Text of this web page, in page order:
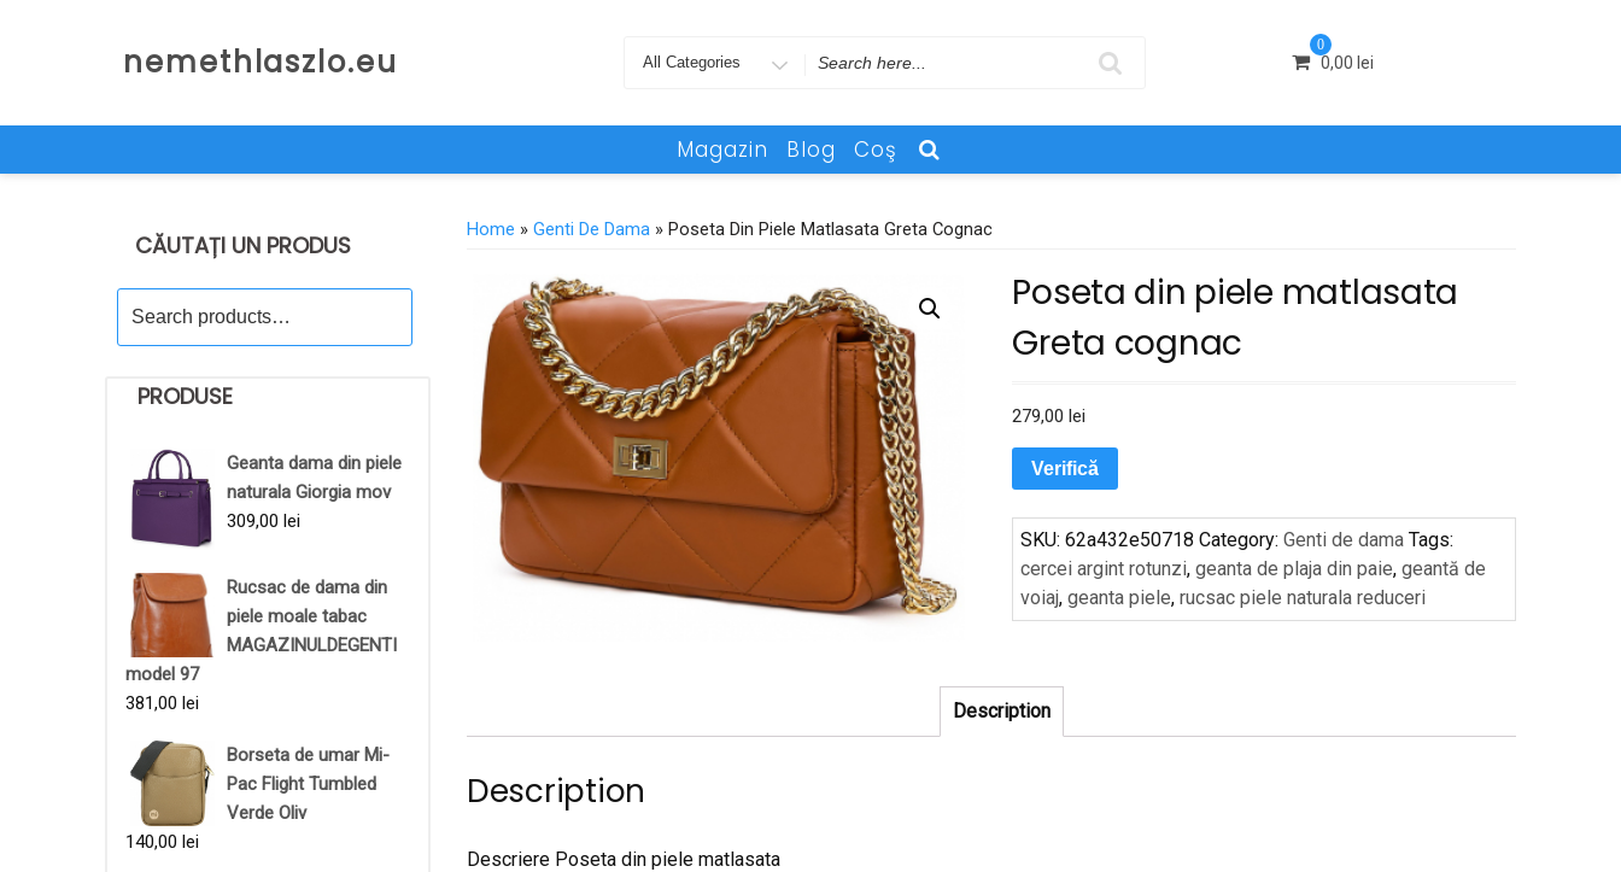
nemethlaszlo.eu
Search
0
0,00 lei
Magazin Blog Coş
CĂUTAȚI UN PRODUS
for:
PRODUSE
Geanta dama din piele
naturala Giorgia mov
309,00 lei
Rucsac de dama din
piele moale tabac
MAGAZINULDEGENTI
model 97
381,00 lei
Borseta de umar Mi-
Pac Flight Tumbled
Verde Oliv
140,00 lei
Home » Genti De Dama » Poseta Din Piele Matlasata Greta Cognac
Poseta din piele matlasata
Greta cognac
279,00lei
Verifică
SKU:62a432e50718 Category:Genti de dama Tags:
cercei argint rotunzi,geanta de plaja din paie,geantă de
voiaj,geanta piele,rucsac piele naturala reduceri
Description
Description
Descriere Poseta din piele matlasata